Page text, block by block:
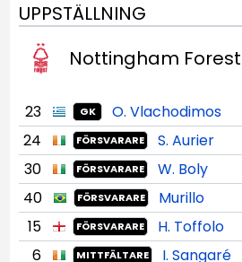
UPPSTÄLLNING
Nottingham Forest
23 GK
O. Vlachodimos
24
FÖRSVARARE
S. Aurier
30
FÖRSVARARE W. Boly
40 FÖRSVARARE
Murillo
15
FÖRSVARARE H. Toffolo
6 MITTFÄLTARE I. Sangaré